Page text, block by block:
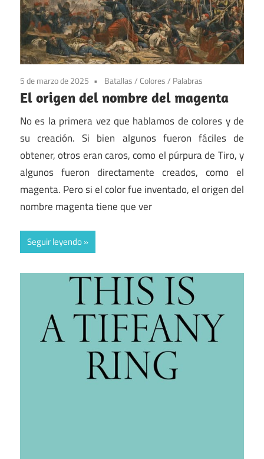
5 de marzo de 2025 Batallas/ Colores/ Palabras
El origen del nombre del magenta
No es la primera vez que hablamos de colores y de
su creación. Si bien algunos fueron fáciles de
obtener, otros eran caros, como el púrpura de Tiro, y
algunos fueron directamente creados, como el
magenta. Pero si el color fue inventado, el origen del
nombre magenta tiene que ver
Seguir leyendo